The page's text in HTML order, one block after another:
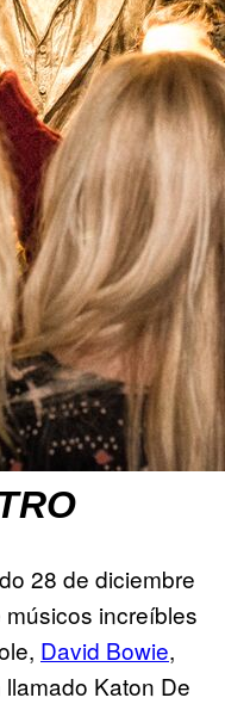
28 de diciembre
increíbles
David Bowie,
Katon De